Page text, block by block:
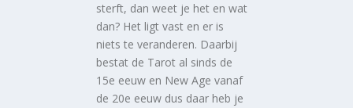
sterft, dan weet je het en wat
dan? Het ligt vast en er is
niets te veranderen. Daarbij
bestat de Tarot al sinds de
15e eeuw en New Age vanaf
de 20e eeuw dus daar heb je